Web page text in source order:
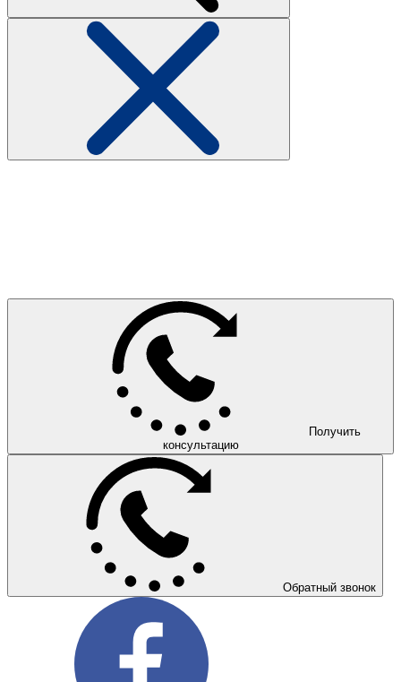
Получить
консультацию
Обратный звонок